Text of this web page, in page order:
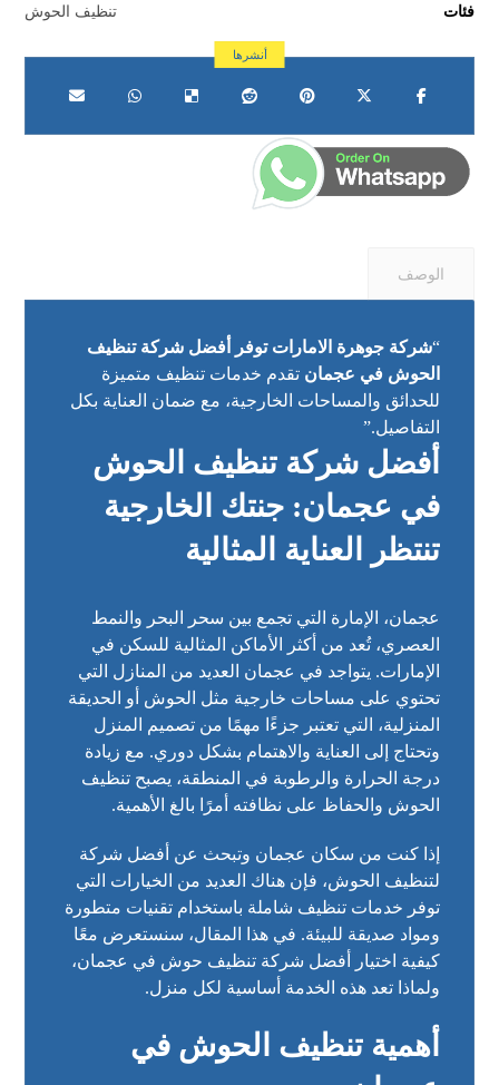
فئات
تنظيف الحوش
الوصف
“شركة جوهرة الامارات توفر أفضل شركة تنظيف
الحوش في عجمان تقدم خدمات تنظيف متميزة
للحدائق والمساحات الخارجية، مع ضمان العناية بكل
التفاصيل.”
أفضل شركة تنظيف الحوش
في عجمان: جنتك الخارجية
تنتظر العناية المثالية
عجمان، الإمارة التي تجمع بين سحر البحر والنمط
العصري، تُعد من أكثر الأماكن المثالية للسكن في
الإمارات. يتواجد في عجمان العديد من المنازل التي
تحتوي على مساحات خارجية مثل الحوش أو الحديقة
المنزلية، التي تعتبر جزءًا مهمًا من تصميم المنزل
وتحتاج إلى العناية والاهتمام بشكل دوري. مع زيادة
درجة الحرارة والرطوبة في المنطقة، يصبح تنظيف
الحوش والحفاظ على نظافته أمرًا بالغ الأهمية.
إذا كنت من سكان عجمان وتبحث عن أفضل شركة
لتنظيف الحوش، فإن هناك العديد من الخيارات التي
توفر خدمات تنظيف شاملة باستخدام تقنيات متطورة
ومواد صديقة للبيئة. في هذا المقال، سنستعرض معًا
كيفية اختيار أفضل شركة تنظيف حوش في عجمان،
ولماذا تعد هذه الخدمة أساسية لكل منزل.
أهمية تنظيف الحوش في